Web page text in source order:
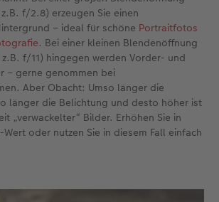
f/2.8) erzeugen Sie einen
– ideal für schöne Portraitfotos
. Bei einer kleinen Blendenöffnung
f/11) hingegen werden Vorder- und
– gerne genommen bei
Aber Obacht: Umso länger die
länger die Belichtung und desto höher ist
„verwackelter“ Bilder. Erhöhen Sie in
oder nutzen Sie in diesem Fall einfach